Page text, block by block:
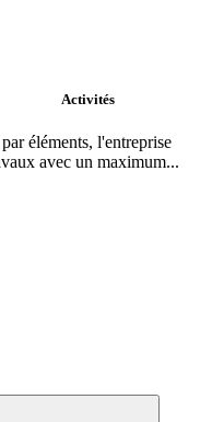
Activités
éléments, l'entreprise
avec un maximum...